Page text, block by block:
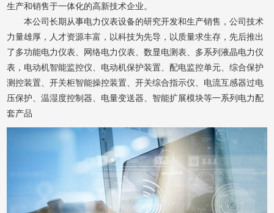
生产和销售于一体化的高新技术企业。
本公司长期从事电力仪表设备的研究开发和生产销售，公司技术
力量雄厚，人才资源丰富，以科技为先导，以质量求生存，先后推出
了多功能电力仪表、网络电力仪表、数显电测表、多系列液晶电力仪
表，电动机智能监控仪、电动机保护装置、配电监控单元、综合保护
测控装置、开关柜智能操控装置、开关综合指示仪、电流互感器过电
压保护、温湿度控制器、电量变送器、智能扩展模块等一系列电力配
套产品